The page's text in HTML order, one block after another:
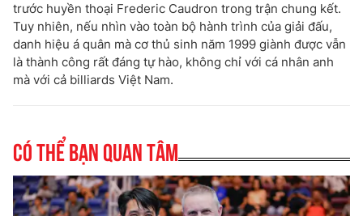
trước huyền thoại Frederic Caudron trong trận chung kết.
Tuy nhiên, nếu nhìn vào toàn bộ hành trình của giải đấu,
danh hiệu á quân mà cơ thủ sinh năm 1999 giành được vẫn
là thành công rất đáng tự hào, không chỉ với cá nhân anh
mà với cả billiards Việt Nam.
Có thể bạn quan tâm